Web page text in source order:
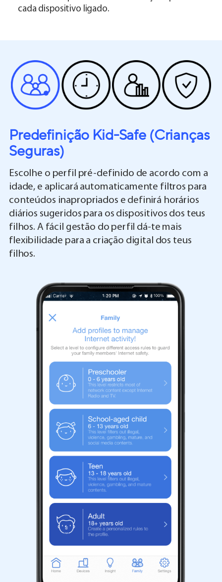
cada dispositivo ligado.
Predefinição Kid-Safe (Crianças
Seguras)
Escolhe o perfil pré-definido de acordo com a
idade, e aplicará automaticamente filtros para
conteúdos inapropriados e definirá horários
diários sugeridos para os dispositivos dos teus
filhos. A fácil gestão do perfil dá-te mais
flexibilidade para a criação digital dos teus
filhos.